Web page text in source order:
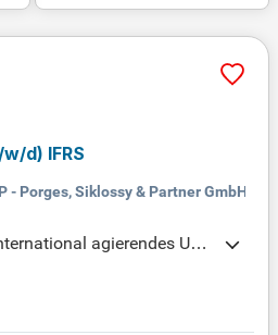
w/d) IFRS
- Porges, Siklossy & Partner GmbH
agierendes Unte
und Elektronikindustrie s
(m/w/d) mit Exp
Unser Mandant gehört zu e